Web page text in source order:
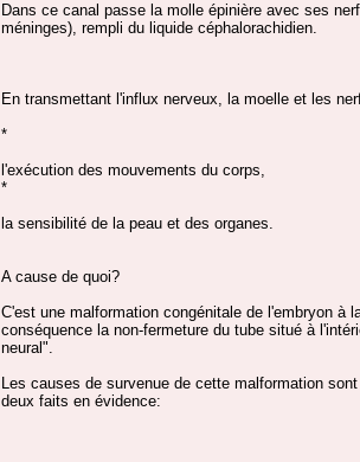
Dans ce canal passe la molle épinière avec ses
méninges), rempli du liquide céphalorachidien.
En transmettant l'influx nerveux, la moelle et les
*
l'exécution des mouvements du corps,
*
la sensibilité de la peau et des organes.
A cause de quoi?
C'est une malformation congénitale de l'embryon à
conséquence la non-fermeture du tube situé à
neural".
Les causes de survenue de cette malformation
deux faits en évidence: